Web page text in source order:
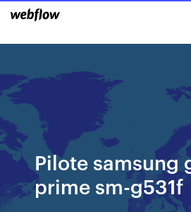
Pilote samsung
prime sm-g531f